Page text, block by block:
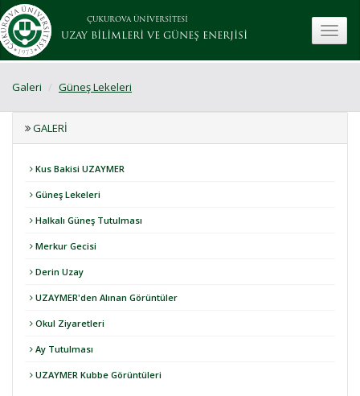
ÇUKUROVA ÜNİVERSİTESİ
UZAY BİLİMLERİ VE GÜNEŞ ENERJİSİ
Galeri Güneş Lekeleri
GALERI
Kus Bakisi UZAYMER
Güneş Lekeleri
Halkalı Güneş Tutulması
Merkur Gecisi
Derin Uzay
UZAYMER'den Alınan Görüntüler
Okul Ziyaretleri
Ay Tutulması
UZAYMER Kubbe Görüntüleri